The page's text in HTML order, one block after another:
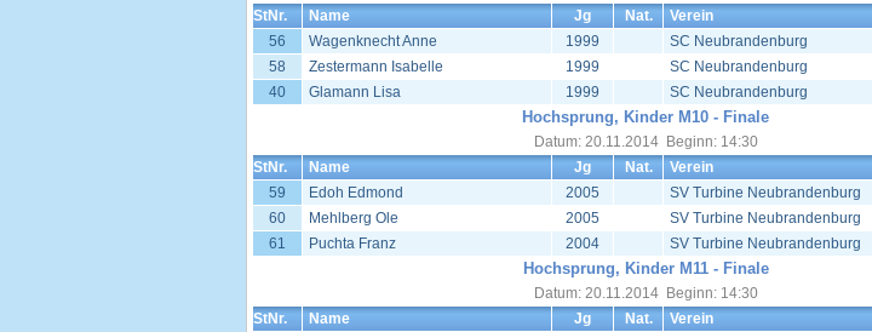
StNr.
Name Jg Nat. Verein
56
Wagenknecht Anne 1999 SC Neubrandenburg
58
Zestermann Isabelle 1999 SC Neubrandenburg
40
Glamann Lisa 1999 SC Neubrandenburg
Hochsprung, Kinder M10 - Finale
Datum: 20.11.2014 Beginn: 14:30
StNr.
Name Jg Nat. Verein
59
Edoh Edmond 2005
SV Turbine Neubrandenburg
60
Mehlberg Ole 2005
SV Turbine Neubrandenburg
61
Puchta Franz 2004 SV Turbine Neubrandenburg
Hochsprung, Kinder M11 - Finale
Datum: 20.11.2014 Beginn: 14:30
StNr.
Name Jg Nat. Verein